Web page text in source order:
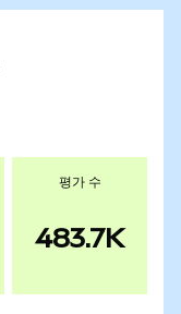
평가 수
483.7K